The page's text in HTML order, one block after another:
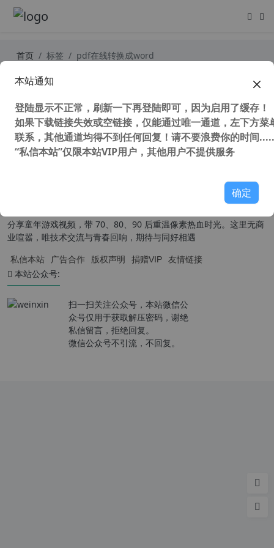
首页 标签 pdf在线转换成word
iLovePDF 在线免费处理PDF文件的神
146,228 次浏览 办公网络
本扎根草根，为普通用户提供实用有趣的内容。技术分享主打原创汉
分享童年游戏视频，带 70、80、90 后重温像素热血时光。这里无商
业喧嚣，唯技术交流与青春回响，期待与同好相遇
私信本站 广告合作 版权声明 捐赠VIP 友情链接
本站公众号:
扫一扫关注公众号，本站微信公
众号仅用于获取解压密码，谢绝
私信留言，拒绝回复。
微信公众号不引流，不回复。
本站通知
登陆显示不正常，刷新一下再登陆即可，因为启用了缓存！
如果下载链接失效或空链接，仅能通过唯一通道，左下方菜
联系，其他通道均得不到任何回复！请不要浪费你的时间
“私信本站”仅限本站VIP用户，其他用户不提供服务
确定